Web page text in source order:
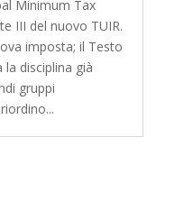
Minimum Tax
III del nuovo TUIR.
imposta; il Testo
disciplina già
gruppi